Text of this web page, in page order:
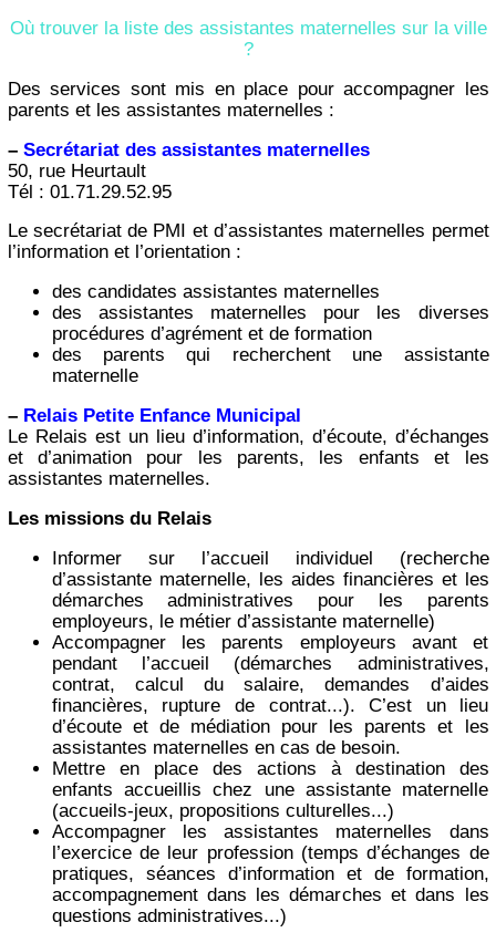
Où trouver la liste des assistantes maternelles sur la ville
?
Des services sont mis en place pour accompagner les
parents et les assistantes maternelles :
– Secrétariat des assistantes maternelles
50, rue Heurtault
Tél : 01.71.29.52.95
Le secrétariat de PMI et d’assistantes maternelles permet
l’information et l’orientation :
des candidates assistantes maternelles
des assistantes maternelles pour les diverses
procédures d’agrément et de formation
des parents qui recherchent une assistante
maternelle
– Relais Petite Enfance Municipal
Le Relais est un lieu d’information, d’écoute, d’échanges
et d’animation pour les parents, les enfants et les
assistantes maternelles.
Les missions du Relais
Informer sur l’accueil individuel (recherche
d’assistante maternelle, les aides financières et les
démarches administratives pour les parents
employeurs, le métier d’assistante maternelle)
Accompagner les parents employeurs avant et
pendant l’accueil (démarches administratives,
contrat, calcul du salaire, demandes d’aides
financières, rupture de contrat...). C’est un lieu
d’écoute et de médiation pour les parents et les
assistantes maternelles en cas de besoin.
Mettre en place des actions à destination des
enfants accueillis chez une assistante maternelle
(accueils-jeux, propositions culturelles...)
Accompagner les assistantes maternelles dans
l’exercice de leur profession (temps d’échanges de
pratiques, séances d’information et de formation,
accompagnement dans les démarches et dans les
questions administratives...)